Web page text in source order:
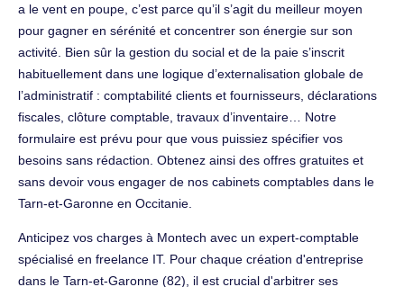
a le vent en poupe, c’est parce qu’il s’agit du meilleur moyen
pour gagner en sérénité et concentrer son énergie sur son
activité. Bien sûr la gestion du social et de la paie s’inscrit
habituellement dans une logique d’externalisation globale de
l’administratif : comptabilité clients et fournisseurs, déclarations
fiscales, clôture comptable, travaux d’inventaire… Notre
formulaire est prévu pour que vous puissiez spécifier vos
besoins sans rédaction. Obtenez ainsi des offres gratuites et
sans devoir vous engager de nos cabinets comptables dans le
Tarn-et-Garonne en Occitanie.
Anticipez vos charges à Montech avec un expert-comptable
spécialisé en freelance IT. Pour chaque création d'entreprise
dans le Tarn-et-Garonne (82), il est crucial d'arbitrer ses